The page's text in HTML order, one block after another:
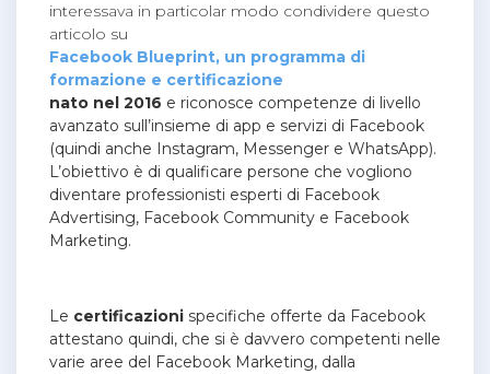
interessava in particolar modo condividere questo
articolo su
Facebook Blueprint, un programma di
formazione e certificazione
nato nel 2016 e riconosce competenze di livello
avanzato sull’insieme di app e servizi di Facebook
(quindi anche Instagram, Messenger e WhatsApp).
L’obiettivo è di qualificare persone che vogliono
diventare professionisti esperti di Facebook
Advertising, Facebook Community e Facebook
Marketing.
Le certificazioni specifiche offerte da Facebook
attestano quindi, che si è davvero competenti nelle
varie aree del Facebook Marketing, dalla